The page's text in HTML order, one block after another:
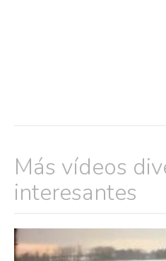
Más vídeos
interesantes